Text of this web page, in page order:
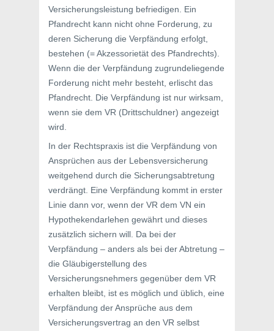
Versicherungsleistung befriedigen. Ein
Pfandrecht kann nicht ohne Forderung, zu
deren Sicherung die Verpfändung erfolgt,
bestehen (= Akzessorietät des Pfandrechts).
Wenn die der Verpfändung zugrundeliegende
Forderung nicht mehr besteht, erlischt das
Pfandrecht. Die Verpfändung ist nur wirksam,
wenn sie dem VR (Drittschuldner) angezeigt
wird.
In der Rechtspraxis ist die Verpfändung von
Ansprüchen aus der Lebensversicherung
weitgehend durch die Sicherungsabtretung
verdrängt. Eine Verpfändung kommt in erster
Linie dann vor, wenn der VR dem VN ein
Hypothekendarlehen gewährt und dieses
zusätzlich sichern will. Da bei der
Verpfändung – anders als bei der Abtretung –
die Gläubigerstellung des
Versicherungsnehmers gegenüber dem VR
erhalten bleibt, ist es möglich und üblich, eine
Verpfändung der Ansprüche aus dem
Versicherungsvertrag an den VR selbst